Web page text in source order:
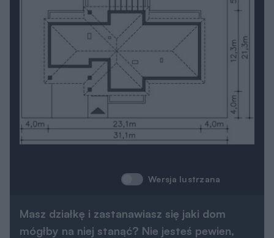
Wersja lustrzana
Masz działkę i zastanawiasz się jaki dom
mógłby na niej stanąć? Nie jesteś pewien,